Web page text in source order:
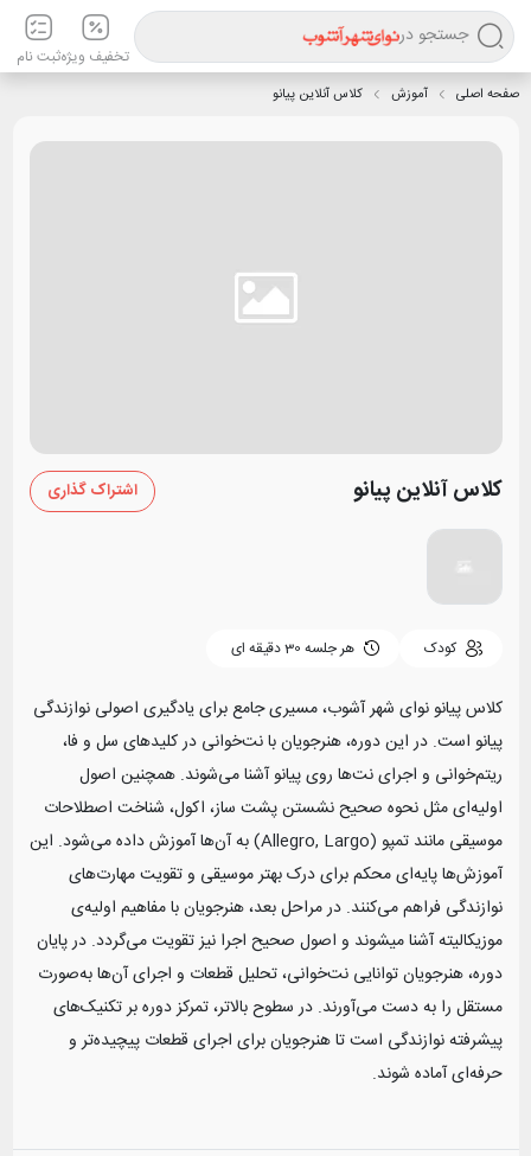
جستجو در
تخفیف ویژهثبت نام
صفحه اصلی آموزش کلاس آنلاین پیانو
کلاس آنلاین پیانو اشتراک گذاری
کودک هر جلسه 30 دقیقه ای
کلاس پیانو نوای شهر آشوب، مسیری جامع برای یادگیری اصولی نوازندگی
پیانو است. در این دوره، هنرجویان با نت‌خوانی در کلیدهای سل و فا،
ریتم‌خوانی و اجرای نت‌ها روی پیانو آشنا می‌شوند. همچنین اصول
اولیه‌ای مثل نحوه صحیح نشستن پشت ساز، اکول، شناخت اصطلاحات
موسیقی مانند تمپو (Allegro, Largo) به آن‌ها آموزش داده می‌شود. این
آموزش‌ها پایه‌ای محکم برای درک بهتر موسیقی و تقویت مهارت‌های
نوازندگی فراهم می‌کنند. در مراحل بعد، هنرجویان با مفاهیم اولیه‌ی
موزیکالیته آشنا میشوند و اصول صحیح اجرا نیز تقویت می‌گردد. در پایان
دوره، هنرجویان توانایی نت‌خوانی، تحلیل قطعات و اجرای آن‌ها به‌صورت
مستقل را به دست می‌آورند. در سطوح بالاتر، تمرکز دوره بر تکنیک‌های
پیشرفته نوازندگی است تا هنرجویان برای اجرای قطعات پیچیده‌تر و
حرفه‌ای آماده شوند.